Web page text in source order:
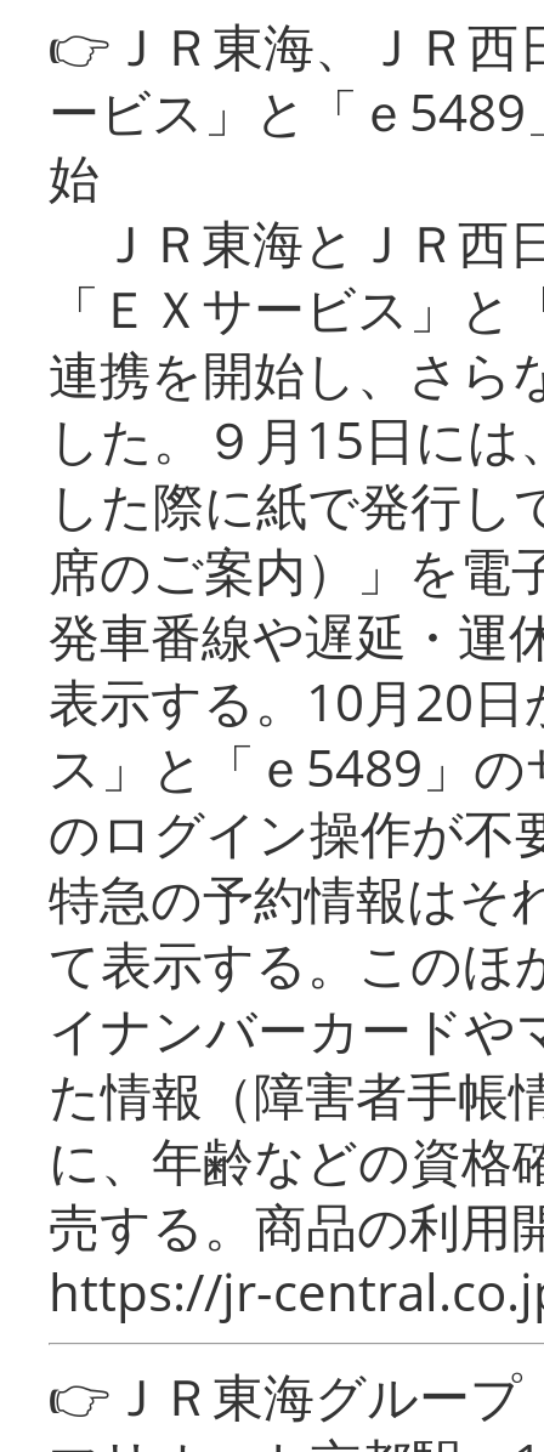
👉ＪＲ東海、ＪＲ
ービス」と「ｅ
始
ＪＲ東海とＪＲ西
「ＥＸサービス」
連携を開始し、さら
した。９月15日に
した際に紙で発行し
席のご案内）」を電
発車番線や遅延・運
表示する。10月20
ス」と「ｅ5489」
のログイン操作が不
特急の予約情報はそ
て表示する。このほ
イナンバーカードや
た情報（障害者手帳
に、年齢などの資格
売する。商品の利用
https://jr-
👉ＪＲ東海グルー